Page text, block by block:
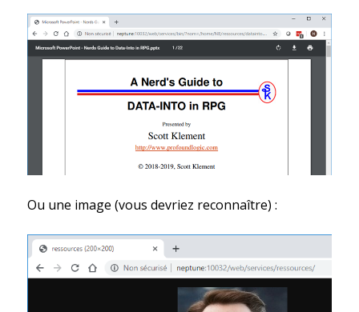
Ou une image (vous devriez reconnaître) :